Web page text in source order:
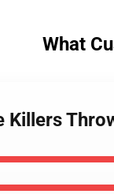
What